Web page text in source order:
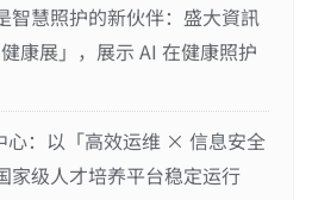
智慧照护的新伙伴：盛大資訊
康展」，展示 AI 在健康照护
心：以「高效运维 × 信息安全
家级人才培养平台稳定运行